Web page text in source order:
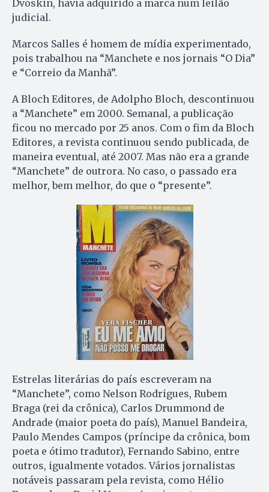
Dvoskin, havia adquirido a marca num leilão
judicial.
Marcos Salles é homem de mídia experimentado,
pois trabalhou na “Manchete e nos jornais “O Dia”
e “Correio da Manhã”.
A Bloch Editores, de Adolpho Bloch, descontinuou
a “Manchete” em 2000. Semanal, a publicação
ficou no mercado por 25 anos. Com o fim da Bloch
Editores, a revista continuou sendo publicada, de
maneira eventual, até 2007. Mas não era a grande
“Manchete” de outrora. No caso, o passado era
melhor, bem melhor, do que o “presente”.
Estrelas literárias do país escreveram na
“Manchete”, como Nelson Rodrigues, Rubem
Braga (rei da crônica), Carlos Drummond de
Andrade (maior poeta do país), Manuel Bandeira,
Paulo Mendes Campos (príncipe da crônica, bom
poeta e ótimo tradutor), Fernando Sabino, entre
outros, igualmente votados. Vários jornalistas
notáveis passaram pela revista, como Hélio